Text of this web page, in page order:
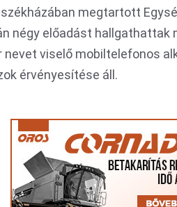
megtartott
négy előadást hallgathattak
viselő mobiltelefonos
érvényesítése áll.